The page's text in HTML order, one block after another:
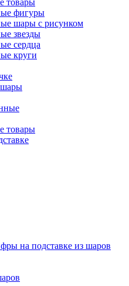
товары
фигуры
шары с рисунком
звезды
сердца
круги
товары
на подставке из шаров